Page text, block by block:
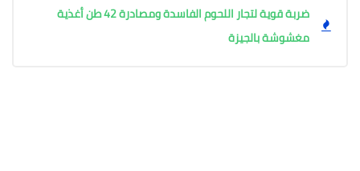
ضربة قوية لتجار اللحوم الفاسدة ومصادرة 42 طن أغذية
مغشوشة بالجيزة